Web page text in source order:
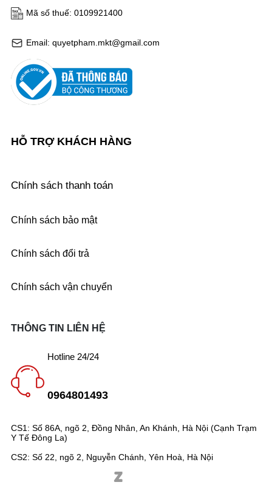
Email: quyetpham.mkt@gmail.com
Mã số thuế: 0109921400
HỖ TRỢ KHÁCH HÀNG
Chính sách thanh toán
Chính sách bảo mật
Chính sách đổi trả
Chính sách vận chuyển
CS1: Số 86A, ngõ 2, Đồng Nhân, An Khánh, Hà Nội (Cạnh Trạm
Y Tế Đông La)
CS2: Số 22, ngõ 2, Nguyễn Chánh, Yên Hoà, Hà Nội
THÔNG TIN LIÊN HỆ
Hotline 24/24
0964801493